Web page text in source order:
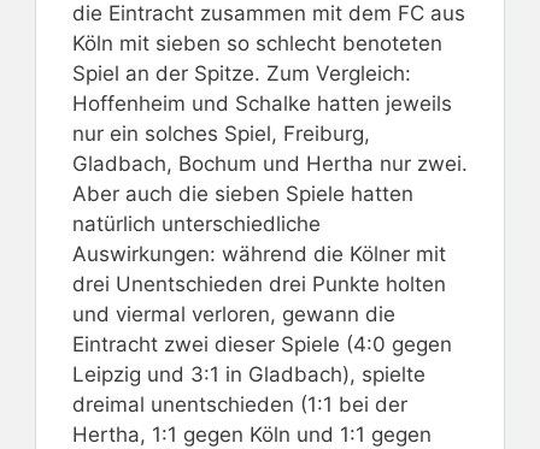
die Eintracht zusammen mit dem FC aus
Köln mit sieben so schlecht benoteten
Spiel an der Spitze. Zum Vergleich:
Hoffenheim und Schalke hatten jeweils
nur ein solches Spiel, Freiburg,
Gladbach, Bochum und Hertha nur zwei.
Aber auch die sieben Spiele hatten
natürlich unterschiedliche
Auswirkungen: während die Kölner mit
drei Unentschieden drei Punkte holten
und viermal verloren, gewann die
Eintracht zwei dieser Spiele (4:0 gegen
Leipzig und 3:1 in Gladbach), spielte
dreimal unentschieden (1:1 bei der
Hertha, 1:1 gegen Köln und 1:1 gegen